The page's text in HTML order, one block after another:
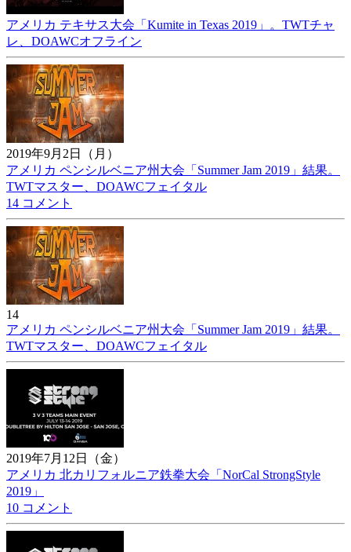
アメリカ テキサス大会「Kumite in Texas 2019」。TWTチャ
レ、DOAWCオフライン
2019年9月2日（月）
アメリカ ペンシルベニア州大会「Summer Jam 2019」結果。
TWTマスター、DOAWCフェイタル
14 コメント
14
アメリカ ペンシルベニア州大会「Summer Jam 2019」結果。
TWTマスター、DOAWCフェイタル
2019年7月12日（金）
アメリカ 北カリフォルニア鉄拳大会「NorCal StrongStyle
2019」
10 コメント